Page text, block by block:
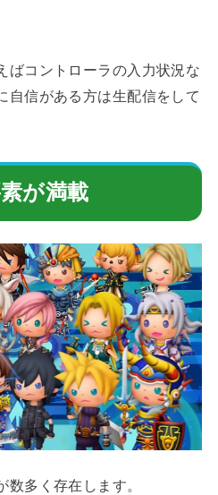
ばコントローラの入力状況な
自信がある方は生配信をして
が満載
多く存在します。